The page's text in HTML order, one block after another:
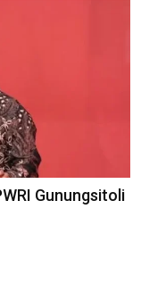
Gunungsitoli